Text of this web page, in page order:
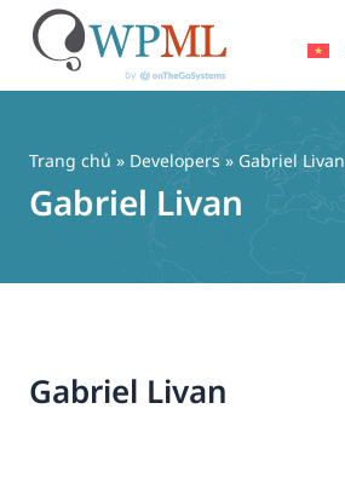
Trang chủ » Developers » Gabriel Livan
Gabriel Livan
Gabriel Livan